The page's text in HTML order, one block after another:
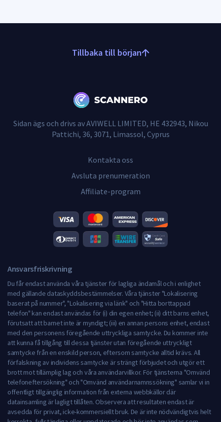
Tillbaka till början
Sidan ägs och drivs av AVIWELL LIMITED, HE 432943, Nikou
Pattichi, 36, 3071, Limassol, Cyprus
Kontakta oss
Avsluta prenumeration
Affiliate-program
Ansvarsfriskrivning
Du får endast använda våra tjänster för lagliga ändamål och i enlighet
med gällande dataskyddsbestämmelser. Våra tjänster "Lokalisering
baserat på nummer", "Lokalisering via länk" och "Hitta borttappad
telefon" kan endast användas för (i) din egen enhet; (ii) ditt barns enhet,
förutsatt att barnet inte är myndigt; (iii) en annan persons enhet, endast
med den personens föregående uttryckliga samtycke. Du kommer inte
att kunna få tillgång till dessa tjänster utan föregående uttryckligt
samtycke från en enskild person, eftersom samtycke alltid krävs. All
förfalskning av individens samtycke är strängt förbjudet och utgör ett
brott mot tillämplig lag och våra användarvillkor. För tjänsterna "Omvänd
telefoneftersökning" och "Omvänd användarnamnssökning" samlar vi in
offentligt tillgänglig information från externa webbkällor där
datainsamling är lagligt tillåten. Observera att resultaten endast är
avsedda för privat, icke-kommersiellt bruk. De är inte nödvändigtvis helt